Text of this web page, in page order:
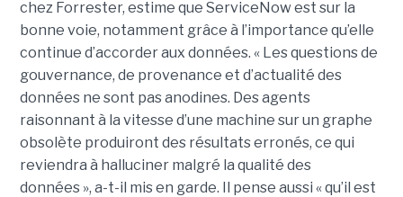
chez Forrester, estime que ServiceNow est sur la
bonne voie, notamment grâce à l’importance qu’elle
continue d’accorder aux données. « Les questions de
gouvernance, de provenance et d’actualité des
données ne sont pas anodines. Des agents
raisonnant à la vitesse d’une machine sur un graphe
obsolète produiront des résultats erronés, ce qui
reviendra à halluciner malgré la qualité des
données », a-t-il mis en garde. Il pense aussi « qu’il est